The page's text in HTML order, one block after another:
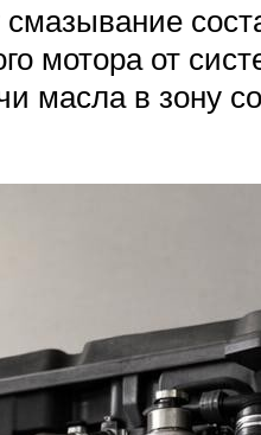
мотора от
масла в зону